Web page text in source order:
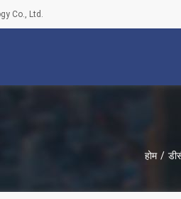
Co., Ltd.
होम /